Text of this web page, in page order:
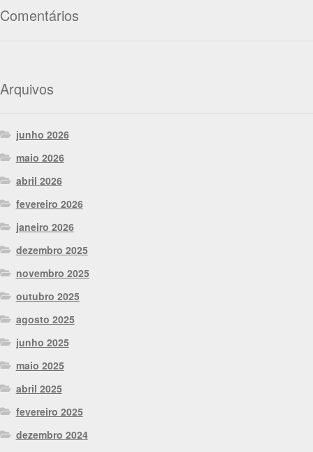
Comentários
Arquivos
junho 2026
maio 2026
abril 2026
fevereiro 2026
janeiro 2026
dezembro 2025
novembro 2025
outubro 2025
agosto 2025
junho 2025
maio 2025
abril 2025
fevereiro 2025
dezembro 2024